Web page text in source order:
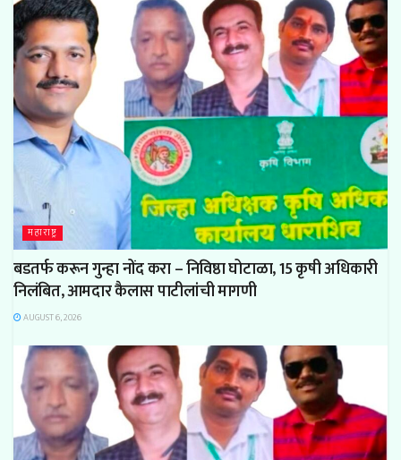
महाराष्ट्र
बडतर्फ करून गुन्हा नोंद करा – निविष्ठा घोटाळा, 15 कृषी अधिकारी
निलंबित, आमदार कैलास पाटीलांची मागणी
AUGUST 6, 2026